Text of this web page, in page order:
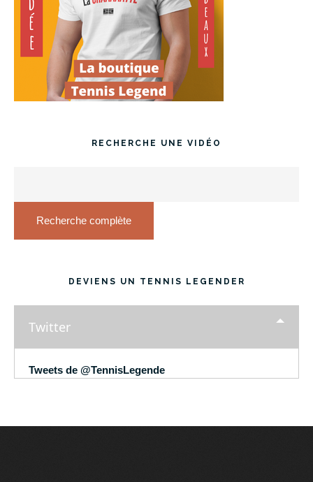
RECHERCHE UNE VIDÉO
Recherche complète
DEVIENS UN TENNIS LEGENDER
Twitter
Tweets de @TennisLegende